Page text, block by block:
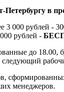
Петербургу в
3 000 рублей -
рублей -
до 18.00,
следующий
менеджеров.